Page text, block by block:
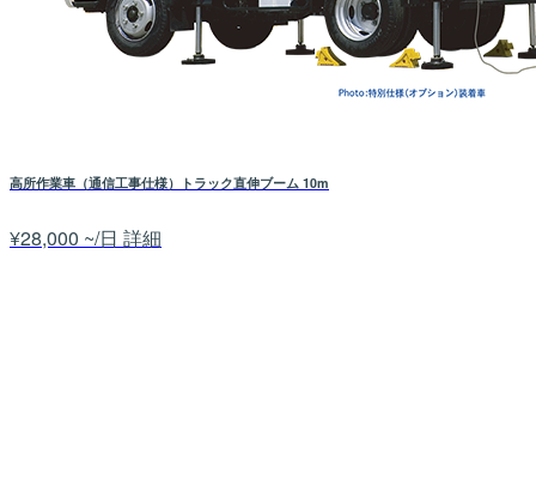
高所作業車（通信工事仕様）トラック直伸ブーム 10m
¥28,000 ~/日 詳細